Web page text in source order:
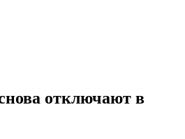
отключают в